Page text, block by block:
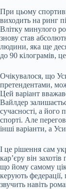
При цьому
виходить на ринг
Влітку минулого
знову став
людини, яка ще
до 90 кілограмів,
Очікувалося, що
претендентами,
Цей варіант
Вайлдер
сучасності, а його
спорті. Але
інші варіанти, а
І це рішення сам
кар’єру він
що йому самому
керують
звучить навіть